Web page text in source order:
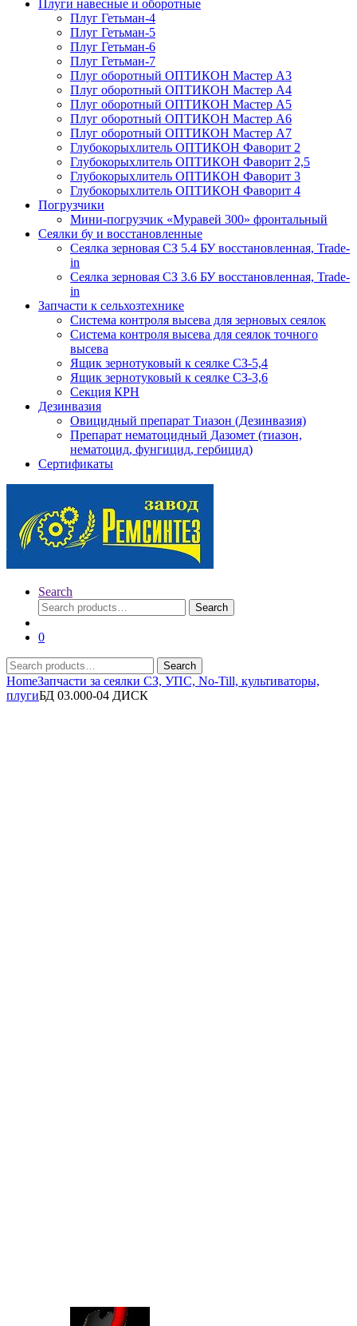
Плуги навесные и оборотные
Плуг Гетьман-4
Плуг Гетьман-5
Плуг Гетьман-6
Плуг Гетьман-7
Плуг оборотный ОПТИКОН Мастер А3
Плуг оборотный ОПТИКОН Мастер А4
Плуг оборотный ОПТИКОН Мастер А5
Плуг оборотный ОПТИКОН Мастер А6
Плуг оборотный ОПТИКОН Мастер А7
Глубокорыхлитель ОПТИКОН Фаворит 2
Глубокорыхлитель ОПТИКОН Фаворит 2,5
Глубокорыхлитель ОПТИКОН Фаворит 3
Глубокорыхлитель ОПТИКОН Фаворит 4
Погрузчики
Мини-погрузчик «Муравей 300» фронтальный
Сеялки бу и восстановленные
Сеялка зерновая СЗ 5.4 БУ восстановленная, Trade-
in
Сеялка зерновая СЗ 3.6 БУ восстановленная, Trade-
in
Запчасти к сельхозтехнике
Система контроля высева для зерновых сеялок
Система контроля высева для сеялок точного
высева
Ящик зернотуковый к сеялке СЗ-5,4
Ящик зернотуковый к сеялке СЗ-3,6
Секция КРН
Дезинвазия
Овицидный препарат Тиазон (Дезинвазия)
Препарат нематоцидный Дазомет (тиазон,
нематоцид, фунгицид, гербицид)
Сертификаты
Search
Search
for:
Search
0
Search
for:
Search
HomeЗапчасти за сеялки СЗ, УПС, No-Till, культиваторы,
плугиБД 03.000-04 ДИСК